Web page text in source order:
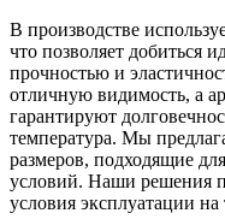
В производстве
что позволяет добиться
прочностью и
отличную видимость, а
гарантируют
температура. Мы
размеров, подходящие
условий. Наши решения
условия эксплуатации